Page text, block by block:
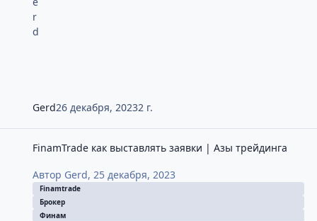
Gerd26 декабря, 20232 г.
FinamTrade как выставлять заявки | Азы трейдинга
Автор Gerd, 25 декабря, 2023
Finamtrade
Брокер
Финам